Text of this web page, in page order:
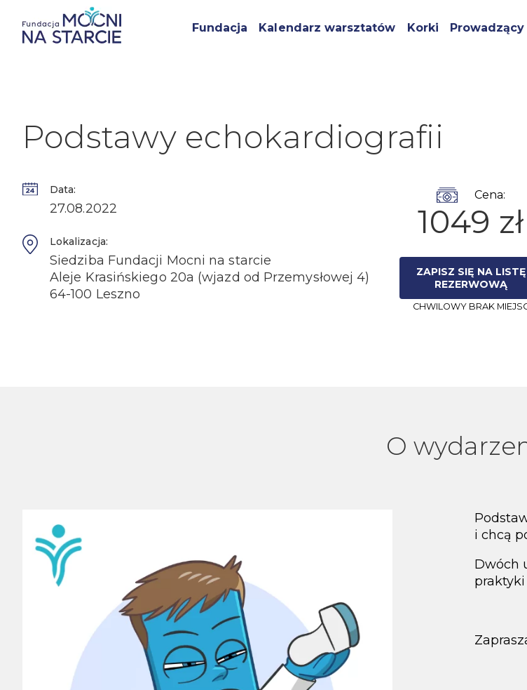
Fundacja Kalendarz warsztatów Korki Prowadzący
Podstawy echokardiografii
Data:
27.08.2022
Lokalizacja:
Siedziba Fundacji Mocni na starcie
Aleje Krasińskiego 20a (wjazd od Przemysłowej 4)
64-100 Leszno
Cena:
1049 zł
ZAPISZ SIĘ NA LISTĘ
REZERWOWĄ
CHWILOWY BRAK
O
i chcą
Dwóch
praktyki